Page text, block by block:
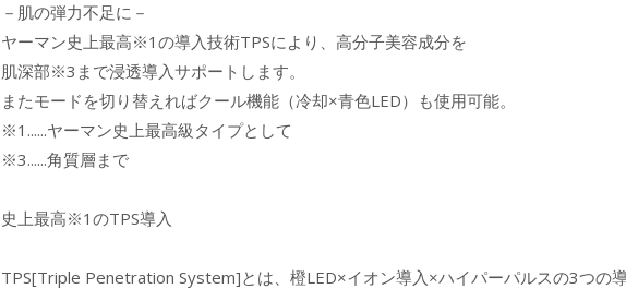
－肌の弾力不足に－
ヤーマン史上最高※1の導入技術TPSにより、高分子美容成分を
肌深部※3まで浸透導入サポートします。
またモードを切り替えればクール機能（冷却×青色LED）も使用可能。
※1......ヤーマン史上最高級タイプとして
※3......角質層まで
史上最高※1のTPS導入
TPS[Triple Penetration System]とは、橙LED×イオン導入×ハイパーパルスの3つの